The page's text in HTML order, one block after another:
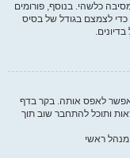
כלשהי. בנוסף, פורומים
לצמצם בגודל של בסיס
לאפס אותה. בקר בדף
ותוכל להתחבר שוב תוך
ראשי